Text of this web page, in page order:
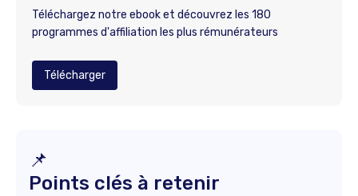
Téléchargez notre ebook et découvrez les 180
programmes d'affiliation les plus rémunérateurs
Télécharger
📌
Points clés à retenir